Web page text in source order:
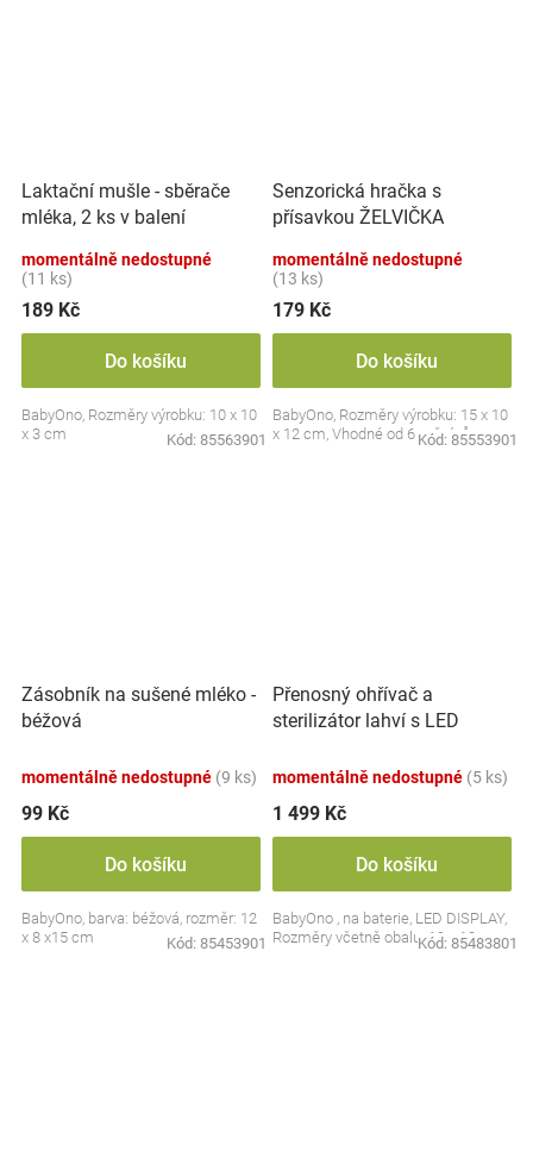
Laktační mušle - sběrače
mléka, 2 ks v balení
momentálně nedostupné
(11 ks)
189 Kč
Do košíku
BabyOno, Rozměry výrobku: 10 x 10
x 3 cm
Kód: 85563901
Senzorická hračka s
přísavkou ŽELVIČKA
momentálně nedostupné
(13 ks)
179 Kč
Do košíku
BabyOno, Rozměry výrobku: 15 x 10
x 12 cm, Vhodné od 6 měsíců
Kód: 85553901
Zásobník na sušené mléko -
béžová
momentálně nedostupné (9 ks)
99 Kč
Do košíku
BabyOno, barva: béžová, rozměr: 12
x 8 x15 cm
Kód: 85453901
Přenosný ohřívač a
sterilizátor lahví s LED
momentálně nedostupné (5 ks)
1 499 Kč
Do košíku
BabyOno , na baterie, LED DISPLAY,
Rozměry včetně obalu: 19 x 13 cm.
Kód: 85483801